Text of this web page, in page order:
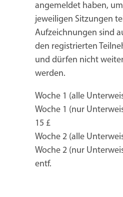
angemeldet haben,
jeweiligen Sitzungen
Aufzeichnungen sind
den registrierten
und dürfen nicht
werden.
Woche 1 (alle
Woche 1 (nur
15 £
Woche 2 (alle
Woche 2 (nur
entf.